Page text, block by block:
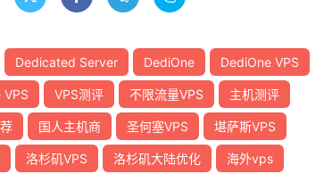
Dedicated Server DediOne DediOne VPS
VPS VPS测评 不限流量VPS 主机测评
国人主机商 圣何塞VPS 堪萨斯VPS
洛杉矶VPS 洛杉矶大陆优化 海外vps